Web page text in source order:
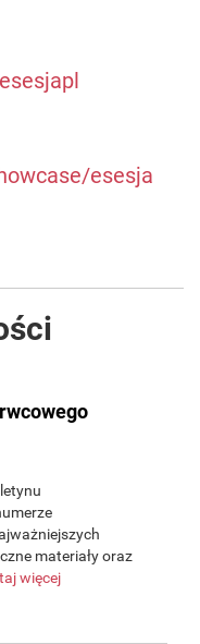
esesja
materiały oraz
więcej